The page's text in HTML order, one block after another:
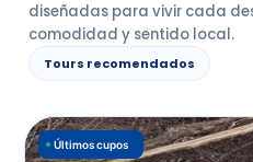
diseñadas para vivir cada
comodidad y sentido local.
Tours recomendados
Últimos cupos